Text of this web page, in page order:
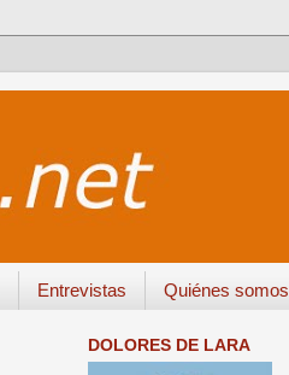
Entrevistas Quiénes somos
DOLORES DE LARA